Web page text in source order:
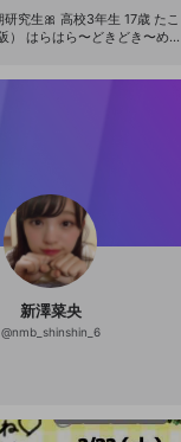
3年生 17歳 たこ
〜めろ
新澤菜央
@nmb_shinshin_6